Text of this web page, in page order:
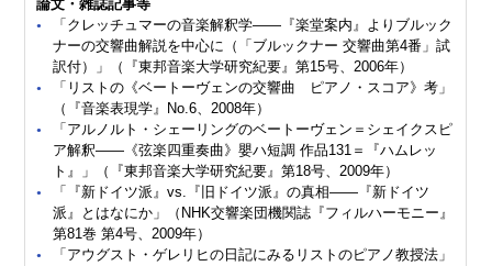
論文・雑誌記事等
「クレッチュマーの音楽解釈学――『楽堂案内』よりブルック
ナーの交響曲解説を中心に（「ブルックナー 交響曲第4番」試
訳付）」（『東邦音楽大学研究紀要』第15号、2006年）
「リストの《ベートーヴェンの交響曲 ピアノ・スコア》考」
（『音楽表現学』No.6、2008年）
「アルノルト・シェーリングのベートーヴェン＝シェイクスピ
ア解釈――《弦楽四重奏曲》嬰ハ短調 作品131＝『ハムレッ
ト』」（『東邦音楽大学研究紀要』第18号、2009年）
「『新ドイツ派』vs.『旧ドイツ派』の真相――『新ドイツ
派』とはなにか」（NHK交響楽団機関誌『フィルハーモニー』
第81巻 第4号、2009年）
「アウグスト・ゲレリヒの日記にみるリストのピアノ教授法」